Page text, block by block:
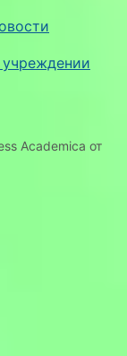
Academica от